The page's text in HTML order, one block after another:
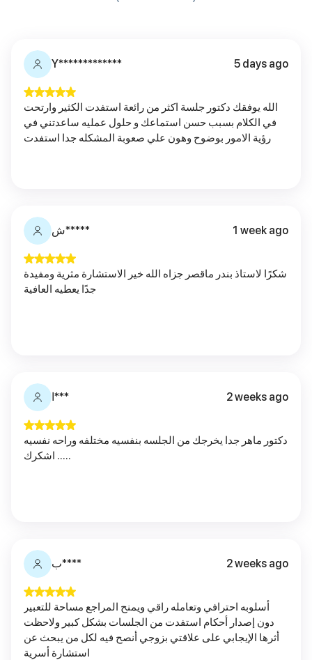
Y************* 5 days ago
الله يوفقك دكتور جلسة اكثر من رائعة استفدت الكثير وارتحت
في الكلام بسبب حسن استماعك و حلول عمليه ساعدتني في
رؤية الامور بوضوح وهون علي صعوبة المشكله جدا استفدت
ش***** 1 week ago
شكرًا لاستاذ بندر ماقصر جزاه الله خير الاستشارة مثرية ومفيدة
جدًا يعطيه العافية
ا*** 2 weeks ago
دكتور ماهر جدا يخرجك من الجلسه بنفسيه مختلفه وراحه نفسيه
..... اشكرك
ب**** 2 weeks ago
أسلوبه احترافي وتعامله راقي ويمنح المراجع مساحة للتعبير
دون إصدار أحكام استفدت من الجلسات بشكل كبير ولاحظت
أثرها الإيجابي على علاقتي بزوجي أنصح فيه لكل من يبحث عن
استشارة أسرية